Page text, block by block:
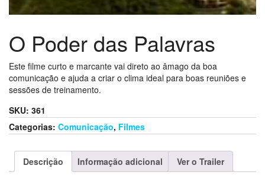
O Poder das Palavras
Este filme curto e marcante vai direto ao âmago da boa
comunicação e ajuda a criar o clima ideal para boas reuniões e
sessões de treinamento.
SKU: 361
Categorias: Comunicação, Filmes
Descrição Informação adicional Ver o Trailer